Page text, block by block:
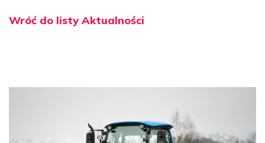
Wróć do listy Aktualności